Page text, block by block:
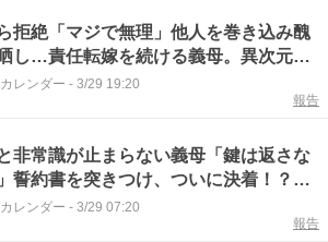
拒絶「マジで無理」他人を巻き込み醜
し…責任転嫁を続ける義母。異次元の
行動とは？＜義母は悲劇のヒロイン＞
レンダー - 3/29 19:20
報告
非常識が止まらない義母「鍵は返さな
誓約書を突きつけ、ついに決着！？し
カ月後？＜義母は悲劇のヒロイン＞
レンダー - 3/29 07:20
報告